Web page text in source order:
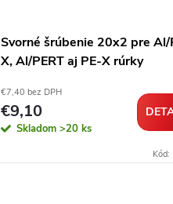
Svorné šrúbenie 20x2 pre Al/
X, Al/PERT aj PE-X rúrky
€7,40 bez DPH
€9,10
Skladom >20 ks
Kód: